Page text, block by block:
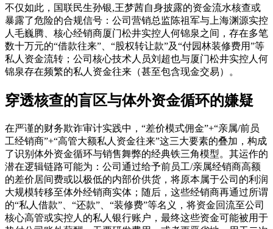
不仅如此，国联民生孙银,王梦茜自身披露的资金流水核查或
暴露了危险的合规信号：公司营销总监陈祖军与上海渊源实控
人毛巍腾、核心经销商厦门松井实控人何锦泉之间，存在多笔
数十万元的“借款往来”、“股权转让款”及“付园林装修费用”等
私人资金流转；公司核心技术人员刘超也与厦门松井实控人何
锦泉存在频繁的私人资金往来（甚至包含现金交易）。
穿透核查的盲区与体外资金循环的嫌疑
在严谨的财务欺诈审计实践中，“差价模式佣金”+“亲属/前员
工经销商”+“高管大额私人资金往来”这三大要素的叠加，构成
了识别体外资金循环与销售舞弊的经典铁三角模型。其运作的
潜在逻辑链路可能为：公司通过给予前员工/亲属经销商高额
的差价居间费或以极低的内部价供货，将原本属于公司的利润
大规模转移至体外经销商实体；随后，这些经销商再通过所谓
的“私人借款”、“还款”、“装修费”等名义，将资金回流至公司
核心高管或实控人的私人银行账户，最终这些资金可能被用于